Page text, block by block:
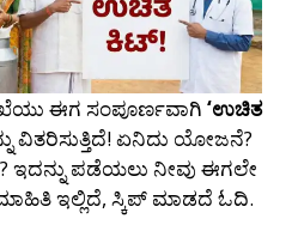
ಈಗ ಸಂಪೂರ್ಣವಾಗಿ ‘ಉಚಿತ
ವಿತರಿಸುತ್ತಿದೆ! ಏನಿದು ಯೋಜನೆ?
ಇದನ್ನು ಪಡೆಯಲು ನೀವು ಈಗಲೇ
ಇಲ್ಲಿದೆ, ಸ್ಕಿಪ್ ಮಾಡದೆ ಓದಿ.